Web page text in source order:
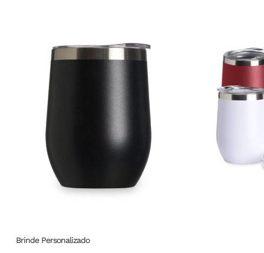
Brinde Personalizado